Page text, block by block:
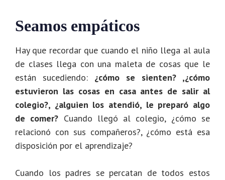
Seamos empáticos
Hay que recordar que cuando el niño llega al aula
de clases llega con una maleta de cosas que le
están sucediendo: ¿cómo se sienten? ,¿cómo
estuvieron las cosas en casa antes de salir al
colegio?, ¿alguien los atendió, le preparó algo
de comer? Cuando llegó al colegio, ¿cómo se
relacionó con sus compañeros?, ¿cómo está esa
disposición por el aprendizaje?
Cuando los padres se percatan de todos estos